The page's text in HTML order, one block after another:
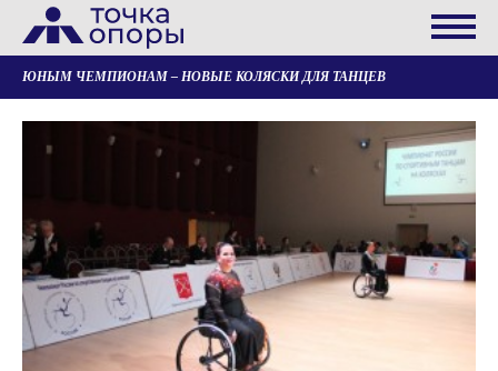
ЮНЫМ ЧЕМПИОНАМ – НОВЫЕ КОЛЯСКИ ДЛЯ ТАНЦЕВ